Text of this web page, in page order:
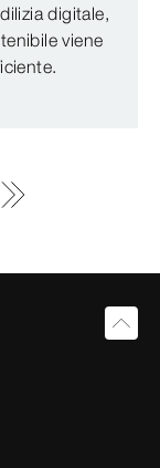
digitale,
viene